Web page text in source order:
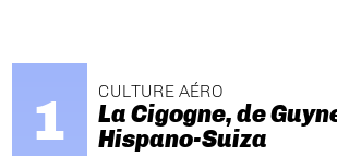
CULTURE AÉRO
La Cigogne, de
Hispano-Suiza